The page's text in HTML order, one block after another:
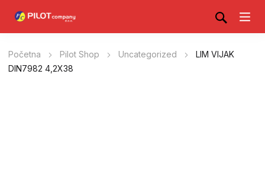
Početna Pilot Shop Uncategorized
LIM VIJAK
DIN7982 4,2X38